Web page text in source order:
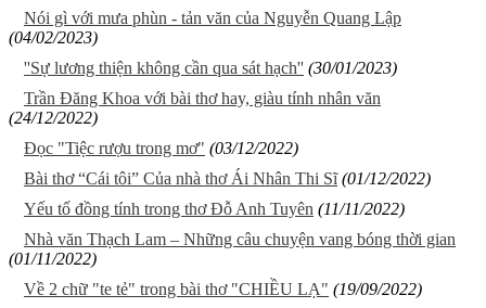
Nói gì với mưa phùn - tản văn của Nguyễn Quang Lập
(04/02/2023)
''Sự lương thiện không cần qua sát hạch'' (30/01/2023)
Trần Đăng Khoa với bài thơ hay, giàu tính nhân văn
(24/12/2022)
Đọc "Tiệc rượu trong mơ" (03/12/2022)
Bài thơ “Cái tôi” Của nhà thơ Ái Nhân Thi Sĩ (01/12/2022)
Yếu tố đồng tính trong thơ Đỗ Anh Tuyên (11/11/2022)
Nhà văn Thạch Lam – Những câu chuyện vang bóng thời gian
(01/11/2022)
Về 2 chữ "te tẻ" trong bài thơ "CHIỀU LẠ" (19/09/2022)